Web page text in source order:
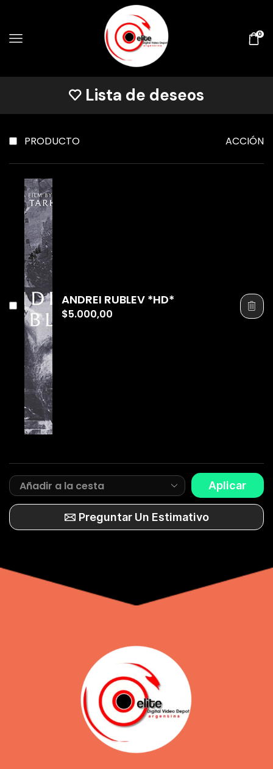
0
Lista de deseos
PRODUCTO ACCIÓN
ANDREI RUBLEV *HD*
$5.000,00
Aplicar
Preguntar Un Estimativo